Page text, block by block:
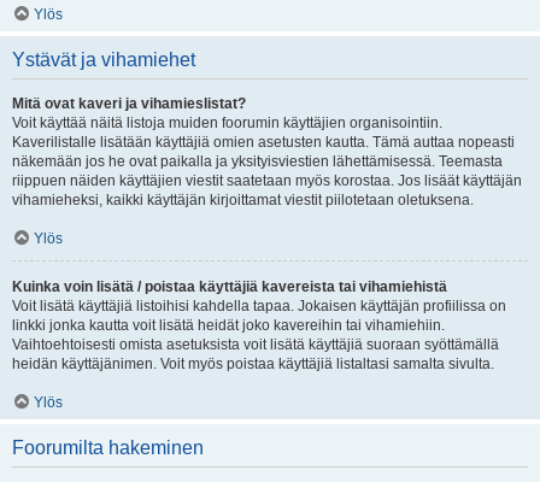
Ylös
Ystävät ja vihamiehet
Mitä ovat kaveri ja vihamieslistat?
Voit käyttää näitä listoja muiden foorumin käyttäjien organisointiin.
Kaverilistalle lisätään käyttäjiä omien asetusten kautta. Tämä auttaa nopeasti
näkemään jos he ovat paikalla ja yksityisviestien lähettämisessä. Teemasta
riippuen näiden käyttäjien viestit saatetaan myös korostaa. Jos lisäät käyttäjän
vihamieheksi, kaikki käyttäjän kirjoittamat viestit piilotetaan oletuksena.
Ylös
Kuinka voin lisätä / poistaa käyttäjiä kavereista tai vihamiehistä
Voit lisätä käyttäjiä listoihisi kahdella tapaa. Jokaisen käyttäjän profiilissa on
linkki jonka kautta voit lisätä heidät joko kavereihin tai vihamiehiin.
Vaihtoehtoisesti omista asetuksista voit lisätä käyttäjiä suoraan syöttämällä
heidän käyttäjänimen. Voit myös poistaa käyttäjiä listaltasi samalta sivulta.
Ylös
Foorumilta hakeminen